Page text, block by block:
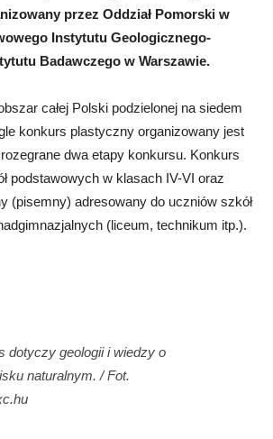
przez Oddział Pomorski w
Instytutu Geologicznego-
Badawczego w Warszawie.
całej Polski podzielonej na siedem
konkurs plastyczny organizowany jest
dwa etapy konkursu. Konkurs
podstawowych w klasach IV-VI oraz
(pisemny) adresowany do uczniów szkół
(liceum, technikum itp.).
dotyczy geologii i wiedzy o
naturalnym. / Fot.